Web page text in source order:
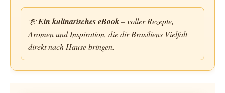
🌞Ein kulinarisches eBook– voller Rezepte,
Aromen und Inspiration, die dir Brasiliens Vielfalt
direkt nach Hause bringen.